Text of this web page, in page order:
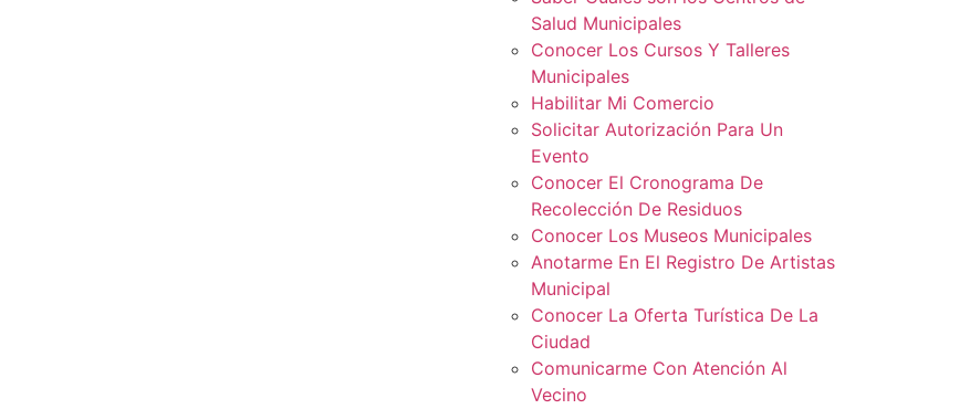
Salud Municipales
Conocer Los Cursos Y Talleres
Municipales
Habilitar Mi Comercio
Solicitar Autorización Para Un
Evento
Conocer El Cronograma De
Recolección De Residuos
Conocer Los Museos Municipales
Anotarme En El Registro De Artistas
Municipal
Conocer La Oferta Turística De La
Ciudad
Comunicarme Con Atención Al
Vecino